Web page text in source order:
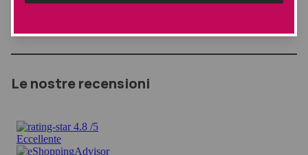
17,50€ 17,50€
Le nostre recensioni